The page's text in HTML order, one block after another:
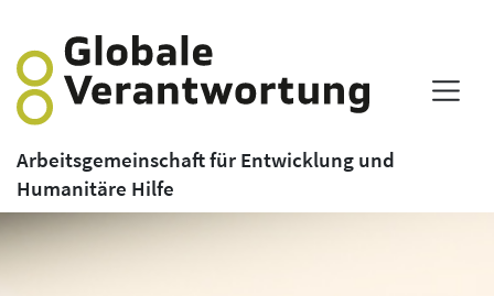
Arbeitsgemeinschaft für Entwicklung und
Humanitäre Hilfe